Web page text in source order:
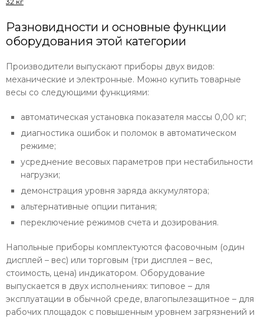
Разновидности и основные функции
оборудования этой категории
Производители выпускают приборы двух видов:
механические и электронные. Можно купить товарные
весы со следующими функциями:
автоматическая установка показателя массы 0,00 кг;
диагностика ошибок и поломок в автоматическом
режиме;
усреднение весовых параметров при нестабильности
нагрузки;
демонстрация уровня заряда аккумулятора;
альтернативные опции питания;
переключение режимов счета и дозирования.
Напольные приборы комплектуются фасовочным (один
дисплей – вес) или торговым (три дисплея – вес,
стоимость, цена) индикатором. Оборудование
выпускается в двух исполнениях: типовое – для
эксплуатации в обычной среде, влагопылезащитное – для
рабочих площадок с повышенным уровнем загрязнений и